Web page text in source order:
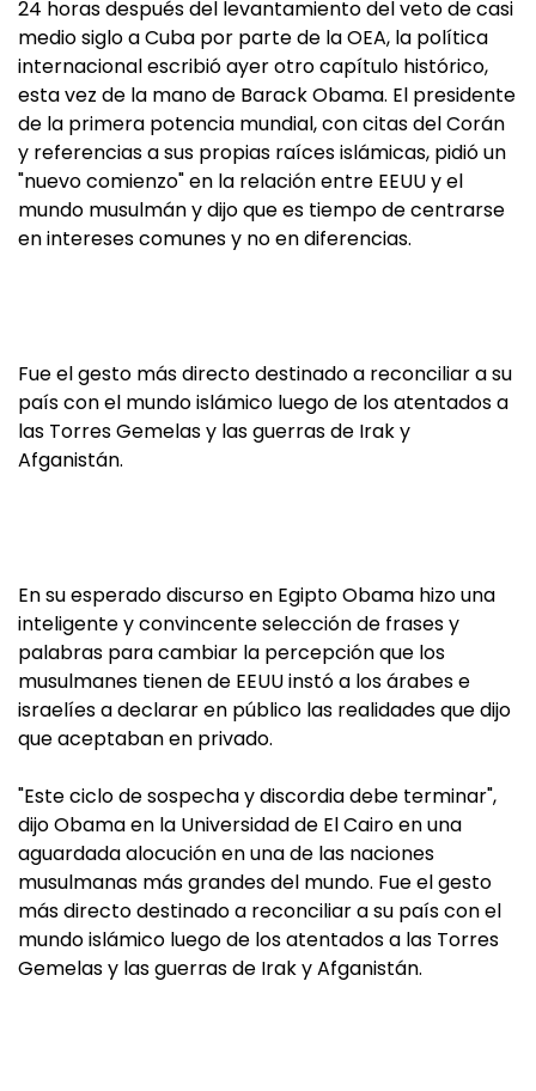
24 horas después del levantamiento del veto de casi
medio siglo a Cuba por parte de la OEA, la política
internacional escribió ayer otro capítulo histórico,
esta vez de la mano de Barack Obama. El presidente
de la primera potencia mundial, con citas del Corán
y referencias a sus propias raíces islámicas, pidió un
"nuevo comienzo" en la relación entre EEUU y el
mundo musulmán y dijo que es tiempo de centrarse
en intereses comunes y no en diferencias.
Fue el gesto más directo destinado a reconciliar a su
país con el mundo islámico luego de los atentados a
las Torres Gemelas y las guerras de Irak y
Afganistán.
En su esperado discurso en Egipto Obama hizo una
inteligente y convincente selección de frases y
palabras para cambiar la percepción que los
musulmanes tienen de EEUU instó a los árabes e
israelíes a declarar en público las realidades que dijo
que aceptaban en privado.
"Este ciclo de sospecha y discordia debe terminar",
dijo Obama en la Universidad de El Cairo en una
aguardada alocución en una de las naciones
musulmanas más grandes del mundo. Fue el gesto
más directo destinado a reconciliar a su país con el
mundo islámico luego de los atentados a las Torres
Gemelas y las guerras de Irak y Afganistán.